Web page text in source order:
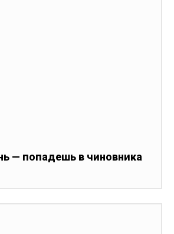
— попадешь в чиновника